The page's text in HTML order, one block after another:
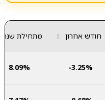
חודש אחרון ▲
▼ מתחילת שנה
-3.25%
8.09%